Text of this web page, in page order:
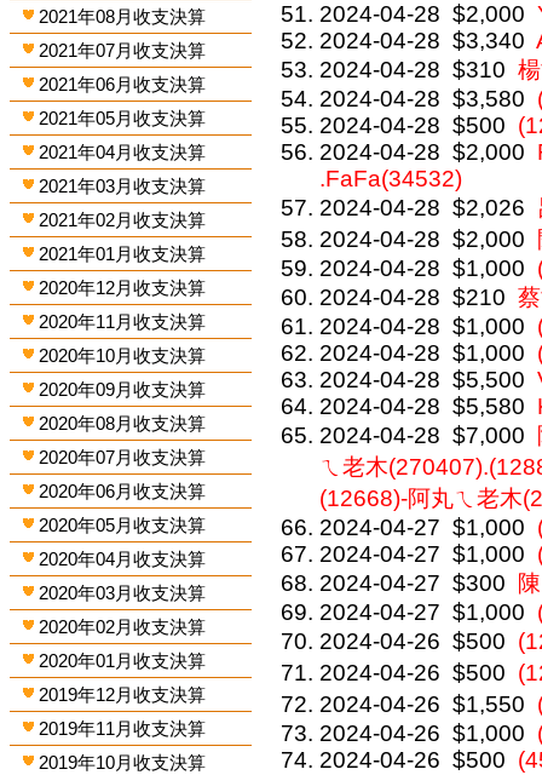
2021年08月收支決算
2021年07月收支決算
2021年06月收支決算
2021年05月收支決算
2021年04月收支決算
2021年03月收支決算
2021年02月收支決算
2021年01月收支決算
2020年12月收支決算
2020年11月收支決算
2020年10月收支決算
2020年09月收支決算
2020年08月收支決算
2020年07月收支決算
2020年06月收支決算
2020年05月收支決算
2020年04月收支決算
2020年03月收支決算
2020年02月收支決算
2020年01月收支決算
2019年12月收支決算
2019年11月收支決算
2019年10月收支決算
2024-04-28 $2,000
2024-04-28 $3,340
2024-04-28 $310
2024-04-28 $3,580
2024-04-28 $500
2024-04-28 $2,000
.FaFa(34532)
2024-04-28 $2,026
2024-04-28 $2,000
2024-04-28 $1,000
2024-04-28 $210
2024-04-28 $1,000
2024-04-28 $1,000
2024-04-28 $5,500
2024-04-28 $5,580
2024-04-28 $7,000
ㄟ老木
(12668)-阿丸ㄟ老木
2024-04-27 $1,000
2024-04-27 $1,000
2024-04-27 $300
2024-04-27 $1,000
2024-04-26 $500
2024-04-26 $500
2024-04-26 $1,550
2024-04-26 $1,000
2024-04-26 $500